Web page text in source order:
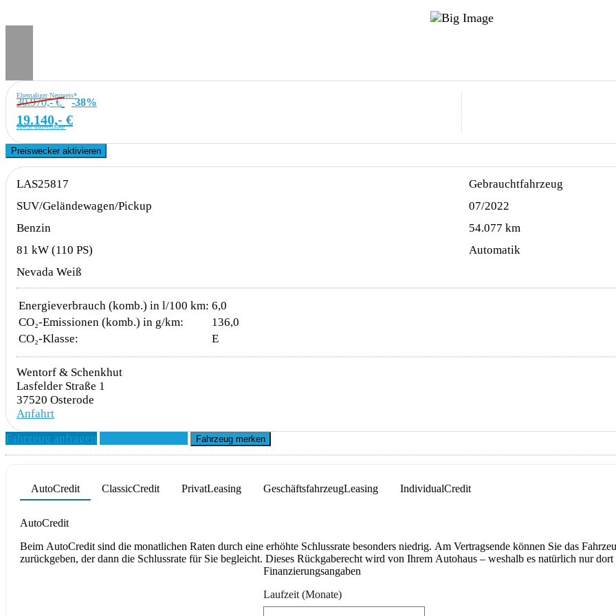
Ehemaliger Neupreis*
30.970,- € -38%
19.140,- €
MwSt ausweisbar
Preiswecker aktivieren
LAS25817
Gebrauchtfahrzeug
SUV/Geländewagen/Pickup
07/2022
Benzin
54.077 km
81 kW (110 PS)
Automatik
Nevada Weiß
Energieverbrauch (komb.) in l/100 km: 6,0
CO₂-Emissionen (komb.) in g/km:
136,0
CO₂-Klasse:
E
Wentorf & Schenkhut
Lasfelder Straße 1
37520 Osterode
Anfahrt
Fahrzeug anfragen
Fahrzeug merken
AutoCredit ClassicCredit PrivatLeasing GeschäftsfahrzeugLeasing
IndividualCredit
AutoCredit
Beim AutoCredit sind die monatlichen Raten durch eine erhöhte Schlussrate besonders niedrig. Am Vertragsende können Sie das
zurückgeben, der dann die Schlussrate für Sie begleicht. Dieses Rückgaberecht wird von Ihrem Autohaus – weshalb es natürlich nur
Finanzierungsangaben
Laufzeit (Monate)